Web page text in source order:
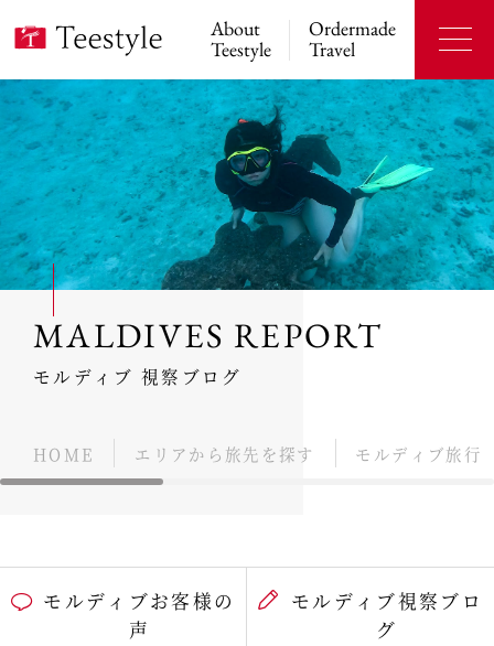
About
Teestyle
Ordermade
Travel
MALDIVES REPORT
モルディブ 視察ブログ
HOME エリアから旅先を探す モルディブ旅行
モルディブお客様の
声
モルディブ視察ブロ
グ